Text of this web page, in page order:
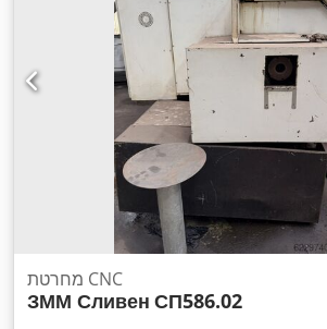
ק"ג
, ציוד: תיעוד / מדריך
מחרטת CNC
ЗММ Сливен СП586.02